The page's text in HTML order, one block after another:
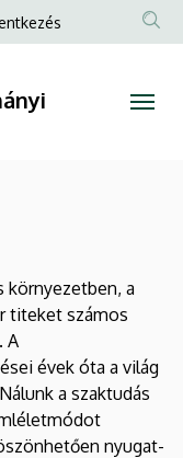
környezetben, a
titeket számos
A
évek óta a világ
a szaktudás
nyugat-